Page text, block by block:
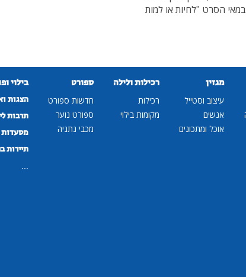
הסרט "לחיות או למות
מגזין
עיצוב וסטייל
אנשים
אוכל ומתכונים
רכילות ולילה
רכילות
מקומות בילוי
ספורט
חדשות ספורט
ספורט נוער
מכבי נתניה
בילוי
הצגות
תרבות
מסעדות
תיירות
...